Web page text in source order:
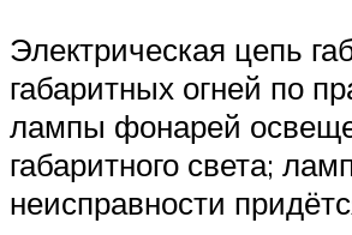
Электрическая цепь
габаритных огней по
лампы фонарей
габаритного света;
неисправности